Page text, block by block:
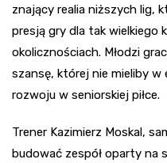
znający realia niższych lig,
presją gry dla tak wielkiego
okolicznościach. Młodzi
szansę, której nie mieliby w
rozwoju w seniorskiej piłce.
Trener Kazimierz Moskal,
budować zespół oparty na